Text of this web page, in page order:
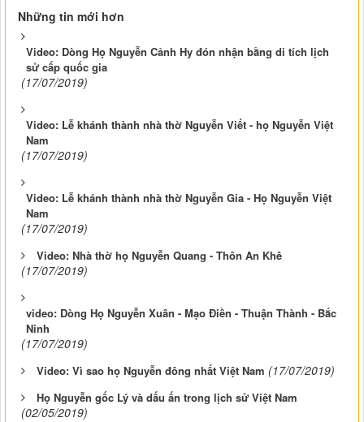
Những tin mới hơn
Video: Dòng Họ Nguyễn Cảnh Hy đón nhận bằng di tích lịch
sử cấp quốc gia
(17/07/2019)
Video: Lễ khánh thành nhà thờ Nguyễn Viết - họ Nguyễn Việt
Nam
(17/07/2019)
Video: Lễ khánh thành nhà thờ Nguyễn Gia - Họ Nguyễn Việt
Nam
(17/07/2019)
Video: Nhà thờ họ Nguyễn Quang - Thôn An Khê
(17/07/2019)
video: Dòng Họ Nguyễn Xuân - Mạo Điền - Thuận Thành - Bắc
Ninh
(17/07/2019)
Video: Vì sao họ Nguyễn đông nhất Việt Nam (17/07/2019)
Họ Nguyễn gốc Lý và dấu ấn trong lịch sử Việt Nam
(02/05/2019)